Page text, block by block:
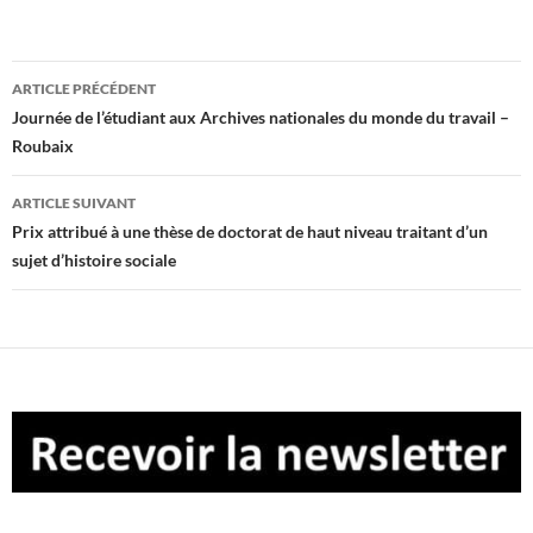
Navigation
des
articles
ARTICLE PRÉCÉDENT
Journée de l’étudiant aux Archives nationales du monde du travail –
Roubaix
ARTICLE SUIVANT
Prix attribué à une thèse de doctorat de haut niveau traitant d’un
sujet d’histoire sociale